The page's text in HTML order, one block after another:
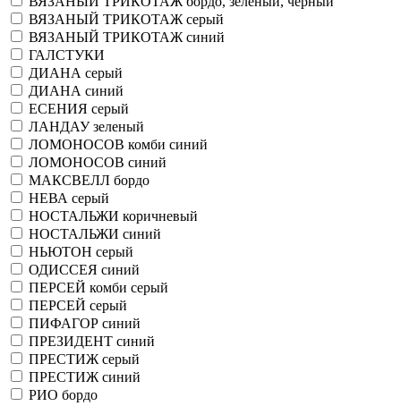
ВЯЗАНЫЙ ТРИКОТАЖ серый
ВЯЗАНЫЙ ТРИКОТАЖ синий
ГАЛСТУКИ
ДИАНА серый
ДИАНА синий
ЕСЕНИЯ серый
ЛАНДАУ зеленый
ЛОМОНОСОВ комби синий
ЛОМОНОСОВ синий
МАКСВЕЛЛ бордо
НЕВА серый
НОСТАЛЬЖИ коричневый
НОСТАЛЬЖИ синий
НЬЮТОН серый
ОДИССЕЯ синий
ПЕРСЕЙ комби серый
ПЕРСЕЙ серый
ПИФАГОР синий
ПРЕЗИДЕНТ синий
ПРЕСТИЖ серый
ПРЕСТИЖ синий
РИО бордо